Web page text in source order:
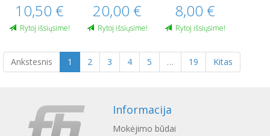
10,50 €
Rytoj išsiųsime!
20,00 €
Rytoj išsiųsime!
8,00 €
Rytoj išsiųsime!
Ankstesnis 1 2 3 4 5 … 19 Kitas
Informacija
Mokėjimo būdai